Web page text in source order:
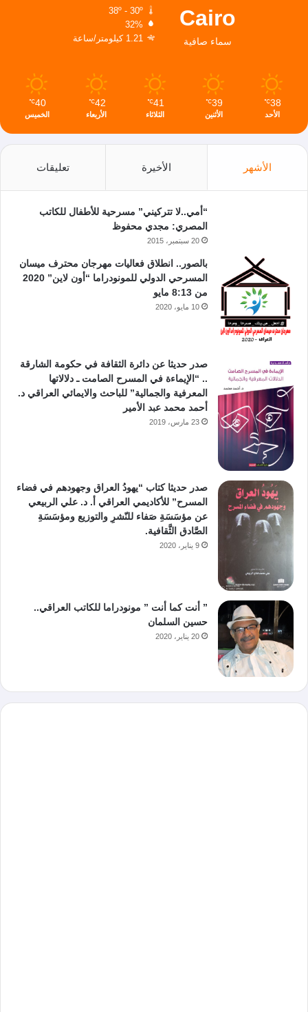
Cairo
سماء صافية
38º - 30º
32%
1.21 كيلومتر/ساعة
38
℃
الأحد
39
℃
الأثنين
41
℃
الثلاثاء
42
℃
الأربعاء
40
℃
الخميس
الأشهر الأخيرة تعليقات
“أمي..لا تتركيني” مسرحية للأطفال للكاتب
المصري: مجدي محفوظ
20 سبتمبر، 2015
بالصور.. انطلاق فعاليات مهرجان محترف ميسان
المسرحي الدولي للمونودراما “أون لاين” 2020
من 8:13 مايو
10 مايو، 2020
صدر حديثا عن دائرة الثقافة في حكومة الشارقة
.. “الإيماءة في المسرح الصامت ـ دلالاتها
المعرفية والجمالية” للباحث والايمائي العراقي د.
أحمد محمد عبد الأمير
23 مارس، 2019
صدر حديثا كتاب “يهودُ العراق وجهودهم في فضاء
المسرح” للأكاديمي العراقي أ. د. علي الربيعي
عن مؤسَسَةِ صَفاء للنّشرِ والتوزيع ومؤسَسَةِ
الصَّادق الثَّقافية.
9 يناير، 2020
” أنت كما أنت ” مونودراما للكاتب العراقي..
حسين السلمان
20 يناير، 2020